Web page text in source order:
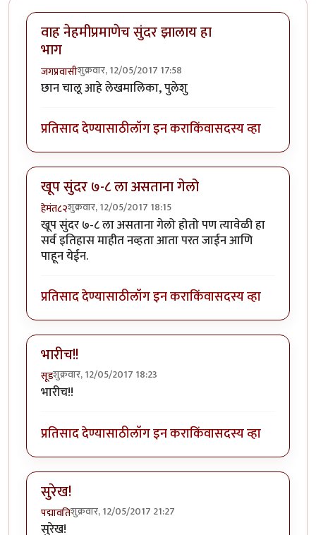
वाह नेहमीप्रमाणेच सुंदर झालाय हा
भाग
जगप्रवासीशुक्रवार, 12/05/2017 17:58
छान चालू आहे लेखमालिका, पुलेशु
प्रतिसाद देण्यासाठीलॉग इन कराकिंवासदस्य व्हा
खूप सुंदर ७-८ ला असताना गेलो
हेमंत८२शुक्रवार, 12/05/2017 18:15
खूप सुंदर ७-८ ला असताना गेलो होतो पण त्यावेळी हा
सर्व इतिहास माहीत नव्हता आता परत जाईन आणि
पाहून येईन.
प्रतिसाद देण्यासाठीलॉग इन कराकिंवासदस्य व्हा
भारीच!!
सूडशुक्रवार, 12/05/2017 18:23
भारीच!!
प्रतिसाद देण्यासाठीलॉग इन कराकिंवासदस्य व्हा
सुरेख!
पद्मावतिशुक्रवार, 12/05/2017 21:27
सुरेख!